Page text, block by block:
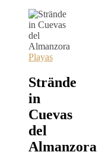
Playas
Strände
in
Cuevas
del
Almanzora